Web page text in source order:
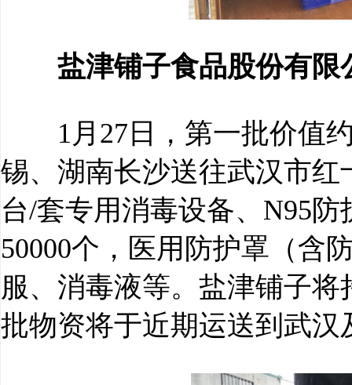
盐津铺子食品股份有限
1月27日，第一批价值约
锡、湖南长沙送往武汉市
台/套专用消毒设备、N95
50000个，医用防护罩（含
服、消毒液等。盐津铺子
批物资将于近期运送到武汉